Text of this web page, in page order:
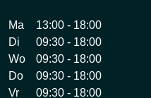
Ma
13:00 - 18:00
Di
09:30 - 18:00
Wo
09:30 - 18:00
Do
09:30 - 18:00
Vr
09:30 - 18:00